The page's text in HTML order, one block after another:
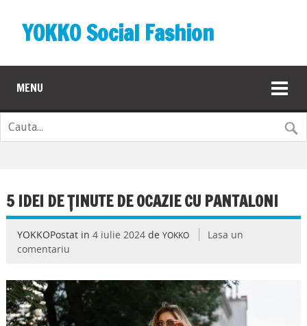
YOKKO Social Fashion
MENU
5 IDEI DE ȚINUTE DE OCAZIE CU PANTALONI
YOKKOPostat in 4 iulie 2024de YOKKO
Lasa un
comentariu